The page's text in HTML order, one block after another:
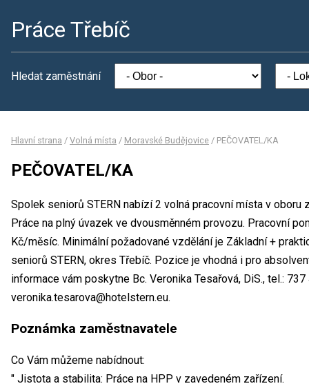
Práce Třebíč
Hledat zaměstnání
Hlavní strana / Volná místa / Moravské Budějovice / PEČOVATEL/KA
PEČOVATEL/KA
Spolek seniorů STERN nabízí 2 volná pracovní místa v oboru
Práce na plný úvazek ve dvousměnném provozu. Pracovní
Kč/měsíc. Minimální požadované vzdělání je Základní +
seniorů STERN, okres Třebíč. Pozice je vhodná i pro
informace vám poskytne Bc. Veronika Tesařová, DiS., tel.:
veronika.tesarova@hotelstern.eu.
Poznámka zaměstnavatele
Co Vám můžeme nabídnout:
" Jistota a stabilita: Práce na HPP v zavedeném zařízení.